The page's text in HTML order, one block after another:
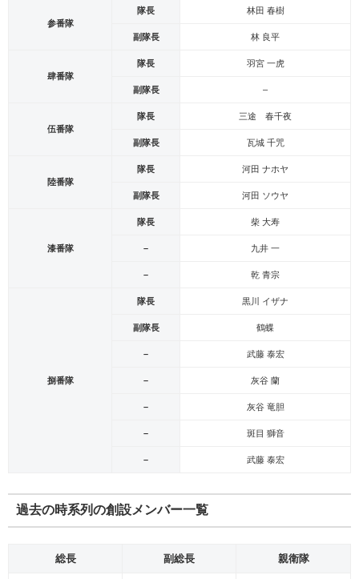
参番隊
隊長 林田 春樹
副隊長 林 良平
肆番隊
隊長 羽宮 一虎
副隊長 –
伍番隊
隊長 三途 春千夜
副隊長 瓦城 千咒
陸番隊
隊長 河田 ナホヤ
副隊長 河田 ソウヤ
漆番隊
隊長 柴 大寿
– 九井 一
– 乾 青宗
捌番隊
隊長 黒川 イザナ
副隊長 鶴蝶
– 武藤 泰宏
– 灰谷 蘭
– 灰谷 竜胆
– 斑目 獅音
– 武藤 泰宏
過去の時系列の創設メンバー一覧
総長 副総長 親衛隊